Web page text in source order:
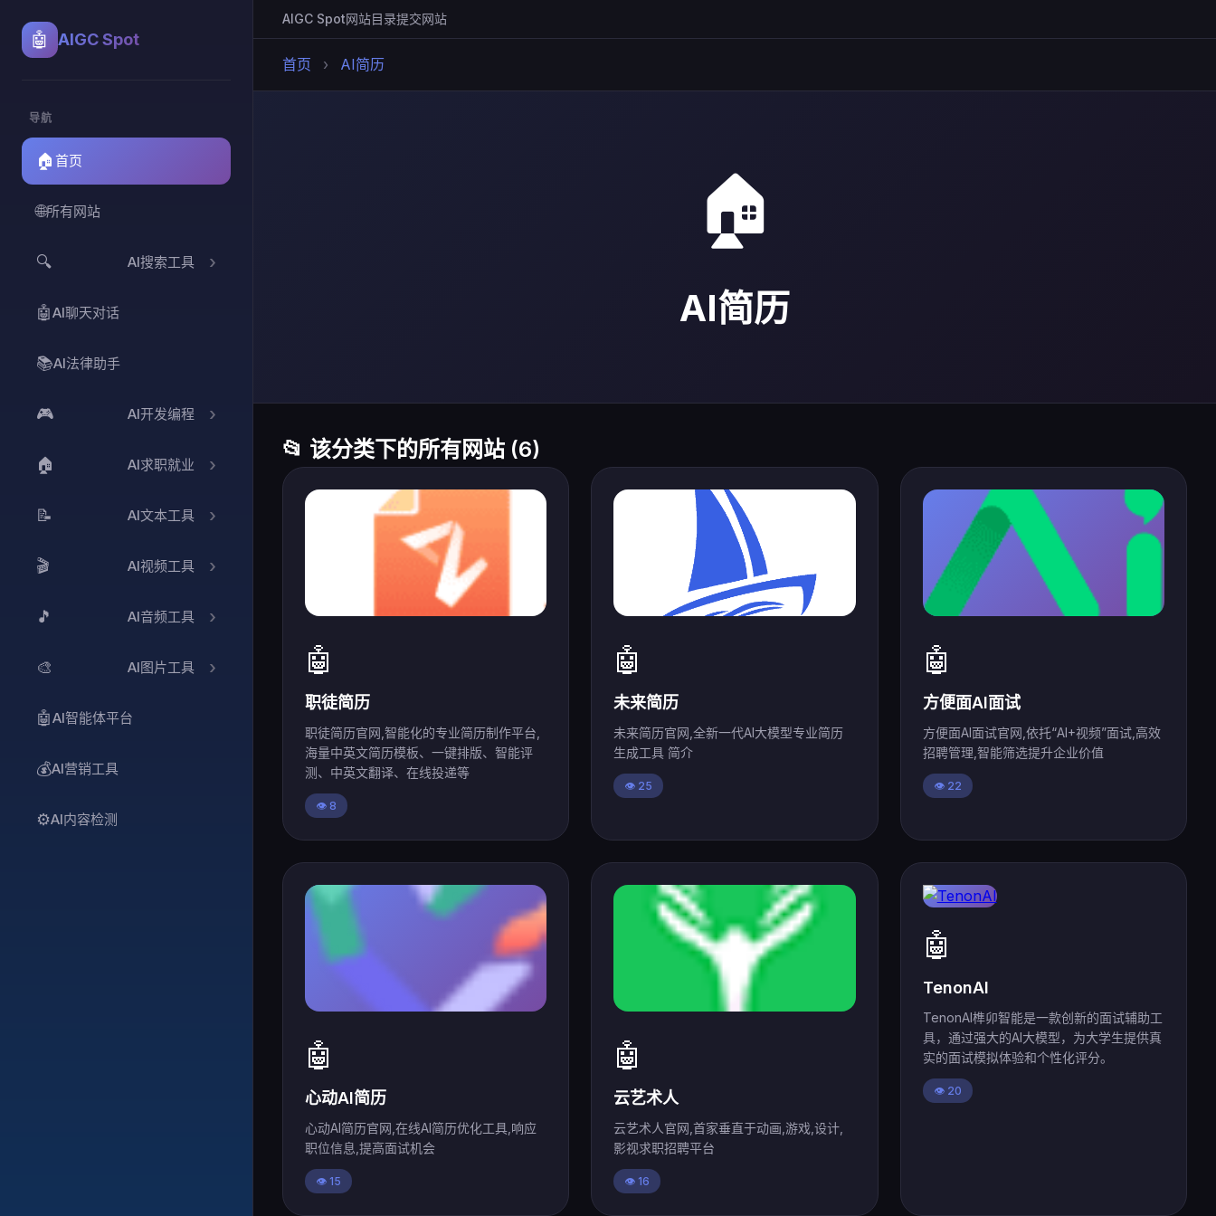
🤖 AIGC Spot
导航
🏠 首页
🌐所有网站
🔍 AI搜索工具
🤖AI聊天对话
📚AI法律助手
🎮 AI开发编程
🏠 AI求职就业
📝 AI文本工具
🎬 AI视频工具
🎵 AI音频工具
🎨 AI图片工具
🤖AI智能体平台
💰AI营销工具
⚙️AI内容检测
AIGC Spot网站目录提交网站
首页 › AI简历
🏠
AI简历
📂 该分类下的所有网站 (6)
🤖
职徒简历
职徒简历官网,智能化的专业简历制作平台,
海量中英文简历模板、一键排版、智能评
测、中英文翻译、在线投递等
👁️ 8
🤖
未来简历
未来简历官网,全新一代AI大模型专业简历
生成工具 简介
👁️ 25
🤖
方便面AI面试
方便面AI面试官网,依托“AI+视频”面试,高效
招聘管理,智能筛选提升企业价值
👁️ 22
🤖
心动AI简历
心动AI简历官网,在线AI简历优化工具,响应
职位信息,提高面试机会
👁️ 15
🤖
云艺术人
云艺术人官网,首家垂直于动画,游戏,设计,
影视求职招聘平台
👁️ 16
🤖
TenonAI
TenonAI榫卯智能是一款创新的面试辅助工
具，通过强大的AI大模型，为大学生提供真
实的面试模拟体验和个性化评分。
👁️ 20